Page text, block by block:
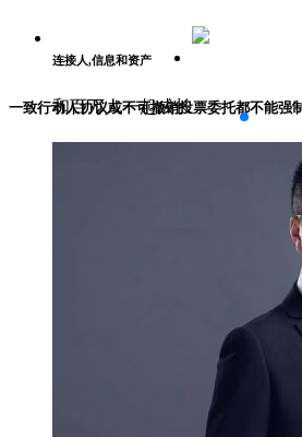
连接人,信息和资产
和百万人一起成长
一致行动人协议或不可撤销投票委托都不能强